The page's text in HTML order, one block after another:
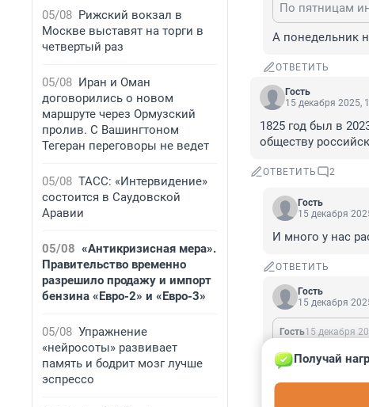
05/08 Рижский вокзал в
Москве выставят на торги в
четвертый раз
05/08 Иран и Оман
договорились о новом
маршруте через Ормузский
пролив. С Вашингтоном
Тегеран переговоры не ведет
05/08 ТАСС: «Интервидение»
состоится в Саудовской
Аравии
05/08 «Антикризисная мера».
Правительство временно
разрешило продажу и импорт
бензина «Евро-2» и «Евро-3»
05/08 Упражнение
«нейросоты» развивает
память и бодрит мозг лучше
эспрессо
По пятницам
А понедельник
ОТВЕТИТЬ
Гость
15 декабря 2025,
1825 год был в
обществу
ОТВЕТИТЬ 2
Гость
15 декабря
И много у нас
ОТВЕТИТЬ
Гость
15 декабря
Гость15 декабря
И много у нас
Тут ползает
приписки во
Получай